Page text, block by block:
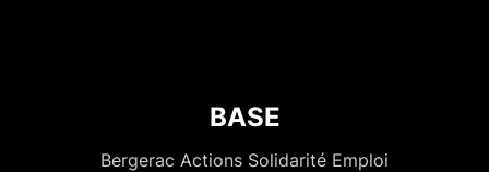
BASE
Bergerac Actions Solidarité Emploi